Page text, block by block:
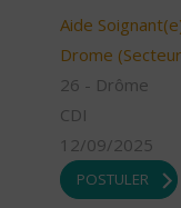
Aide
Drome
26 - Drôme
CDI
12/09/2025
POSTULER